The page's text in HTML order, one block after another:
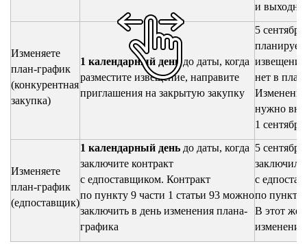
и
Изменяете
план-график
(конкурентная
закупка)
1 календарный деньдо даты, когда
разместите извещение, направите
приглашения на закрытую закупку
5
извещение
нет в
нужно
1 сентября
Изменяете
план-график
(едпоставщик)
1 календарный день до даты, когда
заключите контракт
с едпоставщиком. Контракт
по пункту 9 части 1 статьи 93 можно
заключить в день изменения плана-
графика
5
заключил
с
по пункту
В этот же